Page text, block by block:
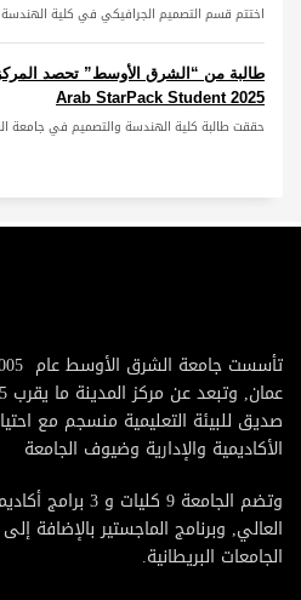
اختتم قسم التصميم الجرافيكي في كلية
طالبة من “الشرق الأوسط” تحصد
Arab StarPack Student 2025
حققت طالبة كلية الهندسة والتصميم في جامعة
صديق للبيئة التعليمية منسجم مع
الأكاديمية والإدارية وضيوف الجامعة
وتضم الجامعة 9
العالي, وبرنامج الماجستير بالإضافة
الجامعات البريطانية.